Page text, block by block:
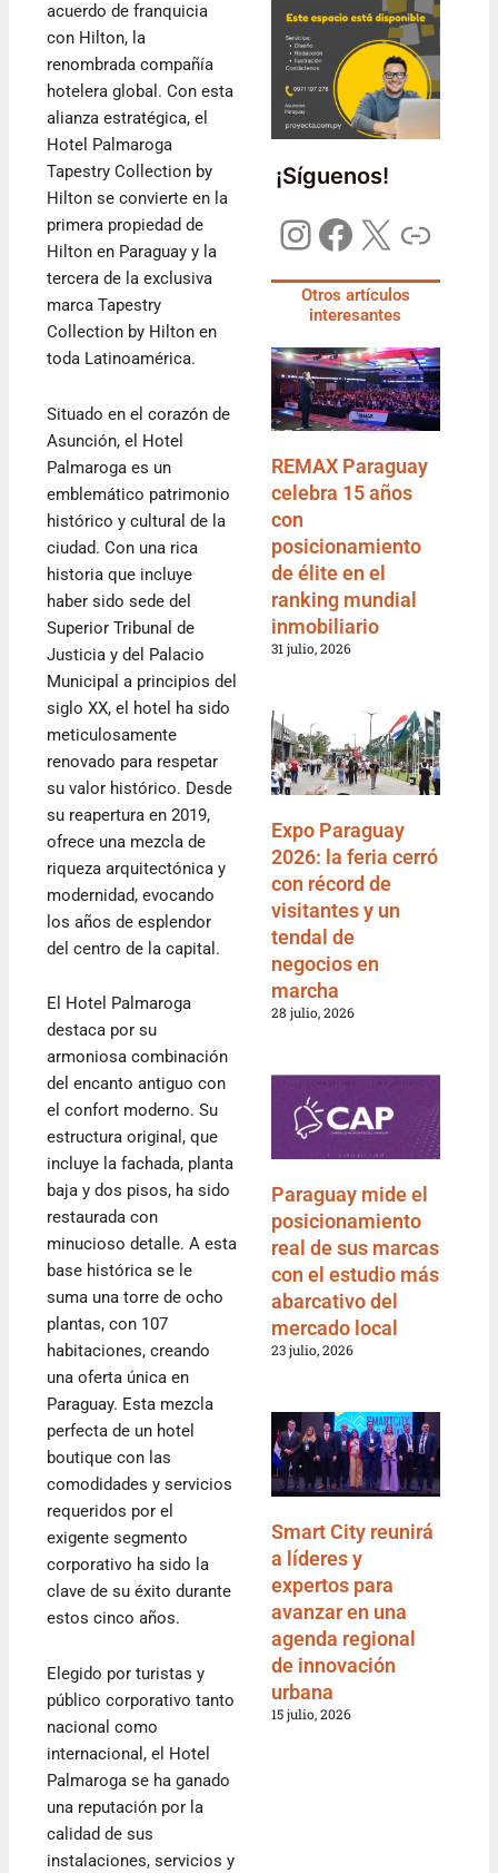
acuerdo de franquicia
con Hilton, la
renombrada compañía
hotelera global. Con esta
alianza estratégica, el
Hotel Palmaroga
Tapestry Collection by
Hilton se convierte en la
primera propiedad de
Hilton en Paraguay y la
tercera de la exclusiva
marca Tapestry
Collection by Hilton en
toda Latinoamérica.
Situado en el corazón de
Asunción, el Hotel
Palmaroga es un
emblemático patrimonio
histórico y cultural de la
ciudad. Con una rica
historia que incluye
haber sido sede del
Superior Tribunal de
Justicia y del Palacio
Municipal a principios del
siglo XX, el hotel ha sido
meticulosamente
renovado para respetar
su valor histórico. Desde
su reapertura en 2019,
ofrece una mezcla de
riqueza arquitectónica y
modernidad, evocando
los años de esplendor
del centro de la capital.
El Hotel Palmaroga
destaca por su
armoniosa combinación
del encanto antiguo con
el confort moderno. Su
estructura original, que
incluye la fachada, planta
baja y dos pisos, ha sido
restaurada con
minucioso detalle. A esta
base histórica se le
suma una torre de ocho
plantas, con 107
habitaciones, creando
una oferta única en
Paraguay. Esta mezcla
perfecta de un hotel
boutique con las
comodidades y servicios
requeridos por el
exigente segmento
corporativo ha sido la
clave de su éxito durante
estos cinco años.
Elegido por turistas y
público corporativo tanto
nacional como
internacional, el Hotel
Palmaroga se ha ganado
una reputación por la
calidad de sus
instalaciones, servicios y
¡Síguenos!
Otros artículos
interesantes
REMAX Paraguay
celebra 15 años
con
posicionamiento
de élite en el
ranking mundial
inmobiliario
31 julio, 2026
Expo Paraguay
2026: la feria cerró
con récord de
visitantes y un
tendal de
negocios en
marcha
28 julio, 2026
Paraguay mide el
posicionamiento
real de sus marcas
con el estudio más
abarcativo del
mercado local
23 julio, 2026
Smart City reunirá
a líderes y
expertos para
avanzar en una
agenda regional
de innovación
urbana
15 julio, 2026